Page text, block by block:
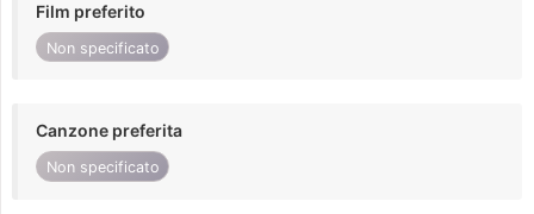
Film preferito
Non specificato
Canzone preferita
Non specificato